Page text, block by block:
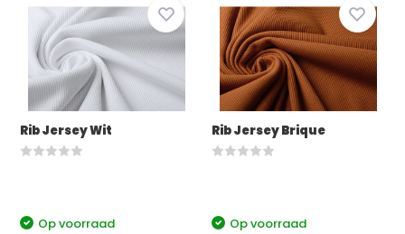
Rib Jersey Wit
Op voorraad
Rib Jersey Brique
Op voorraad